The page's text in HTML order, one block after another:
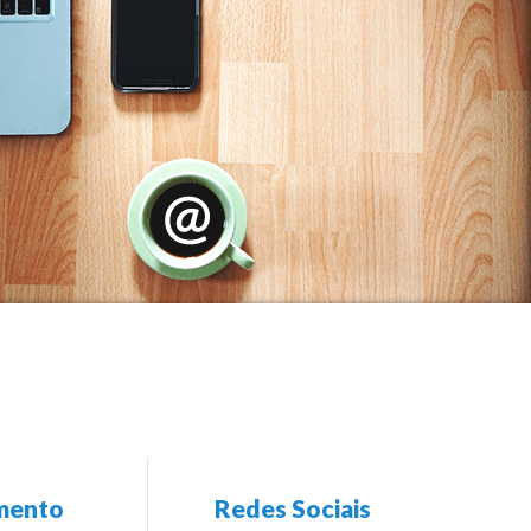
Residencial Miami Beach (2)
Residencial Mirante (1)
Residencial Paradiso (2)
Residencial Plaza Mediterranne (1)
Residencial Shangrila (1)
Residencial Valentina (6)
Residencial Villeneuve (1)
Scire Botanic (5)
Redes Sociais